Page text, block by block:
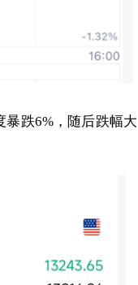
跌6%，随后跌幅大